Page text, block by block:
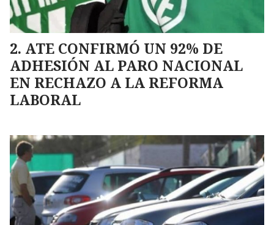
ATE CONFIRMÓ UN 92% DE
ADHESIÓN AL PARO NACIONAL
EN RECHAZO A LA REFORMA
LABORAL